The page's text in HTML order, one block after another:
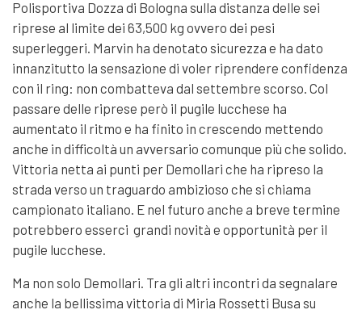
Polisportiva Dozza di Bologna sulla distanza delle sei
riprese al limite dei 63,500 kg ovvero dei pesi
superleggeri. Marvin ha denotato sicurezza e ha dato
innanzitutto la sensazione di voler riprendere confidenza
con il ring: non combatteva dal settembre scorso. Col
passare delle riprese però il pugile lucchese ha
aumentato il ritmo e ha finito in crescendo mettendo
anche in difficoltà un avversario comunque più che solido.
Vittoria netta ai punti per Demollari che ha ripreso la
strada verso un traguardo ambizioso che si chiama
campionato italiano. E nel futuro anche a breve termine
potrebbero esserci grandi novità e opportunità per il
pugile lucchese.
Ma non solo Demollari. Tra gli altri incontri da segnalare
anche la bellissima vittoria di Miria Rossetti Busa su